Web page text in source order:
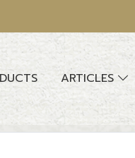
ARTICLES